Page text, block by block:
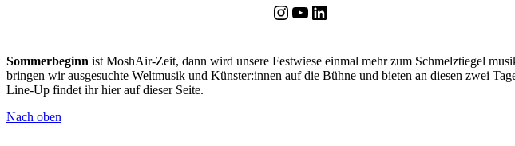
Instagram YouTube LinkedIn
Sommerbeginn ist MoshAir-Zeit, dann wird unsere Festwiese einmal mehr zum Schmelztiegel
bringen wir ausgesuchte Weltmusik und Künster:innen auf die Bühne und bieten an diesen zwei
Line-Up findet ihr hier auf dieser Seite.
Nach oben